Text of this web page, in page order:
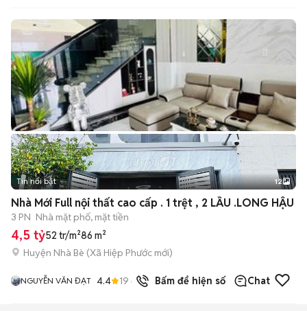
+2
Tin nổi bật 12
Nhà Mới Full nội thất cao cấp . 1 trệt , 2 LẦU .LONG HẬU
3 PN Nhà mặt phố, mặt tiền
4,5 tỷ52 tr/m²86 m²
Huyện Nhà Bè (Xã Hiệp Phước mới)
NGUYỄN VĂN ĐẠT 4.4 19 đã bánBấm để hiện số Chat